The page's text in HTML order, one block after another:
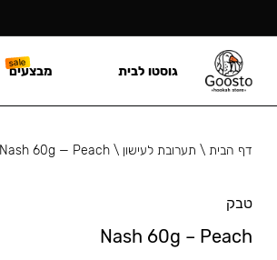
דף הבית\ תערובת לעישון \
Nash 60g — Peach
טבק
Nash 60g – Peach
גוסטו לבית מבצעים